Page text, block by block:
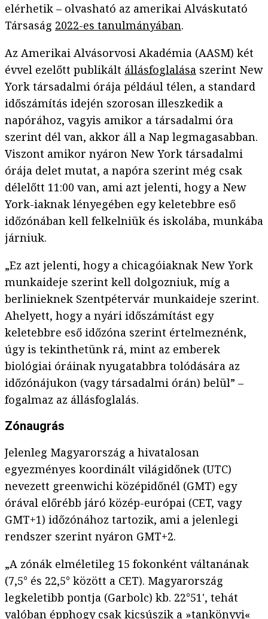
elérhetik – olvasható az amerikai Alváskutató
Társaság 2022-es tanulmányában.
Az Amerikai Alvásorvosi Akadémia (AASM) két
évvel ezelőtt publikált állásfoglalása szerint New
York társadalmi órája például télen, a standard
időszámítás idején szorosan illeszkedik a
napórához, vagyis amikor a társadalmi óra
szerint dél van, akkor áll a Nap legmagasabban.
Viszont amikor nyáron New York társadalmi
órája delet mutat, a napóra szerint még csak
délelőtt 11:00 van, ami azt jelenti, hogy a New
York-iaknak lényegében egy keletebbre eső
időzónában kell felkelniük és iskolába, munkába
járniuk.
„Ez azt jelenti, hogy a chicagóiaknak New York
munkaideje szerint kell dolgozniuk, míg a
berlinieknek Szentpétervár munkaideje szerint.
Ahelyett, hogy a nyári időszámítást egy
keletebbre eső időzóna szerint értelmeznénk,
úgy is tekinthetünk rá, mint az emberek
biológiai óráinak nyugatabbra tolódására az
időzónájukon (vagy társadalmi órán) belül” –
fogalmaz az állásfoglalás.
Zónaugrás
Jelenleg Magyarország a hivatalosan
egyezményes koordinált világidőnek (UTC)
nevezett greenwichi középidőnél (GMT) egy
órával előrébb járó közép-európai (CET, vagy
GMT+1) időzónához tartozik, ami a jelenlegi
rendszer szerint nyáron GMT+2.
„A zónák elméletileg 15 fokonként váltanának
(7,5° és 22,5° között a CET). Magyarország
legkeletibb pontja (Garbolc) kb. 22°51', tehát
valóban épphogy csak kicsúszik a »tankönyvi«